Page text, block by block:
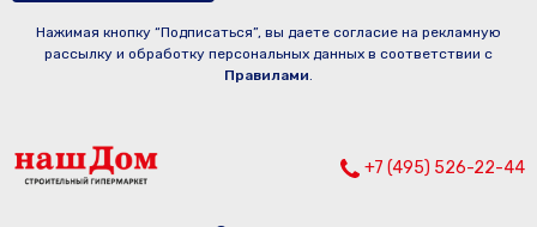
Нажимая кнопку “Подписаться”, вы даете согласие на рекламную
рассылку и обработку персональных данных в соответствии с
Правилами.
+7 (495) 526-22-44